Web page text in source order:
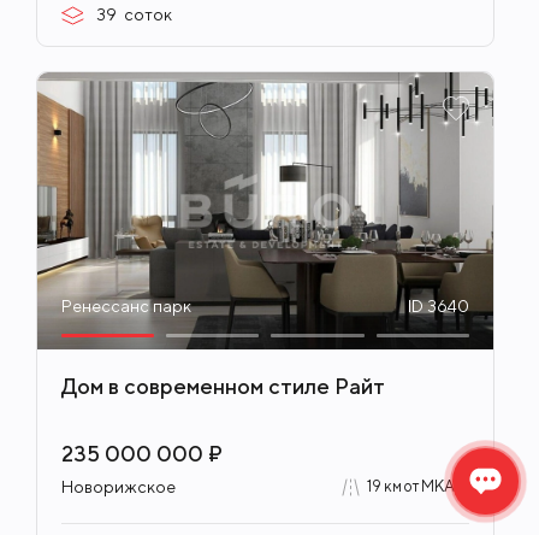
39 соток
Ренессанс парк ID 3640
Дом в современном стиле Райт
235 000 000 ₽
Новорижское 19 км от МКАД